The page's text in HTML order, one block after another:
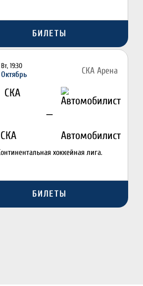
БИЛЕТЫ
Вт, 19:30
Октябрь СКА Арена
СКА
—
Автомобилист
хоккейная лига.
БИЛЕТЫ